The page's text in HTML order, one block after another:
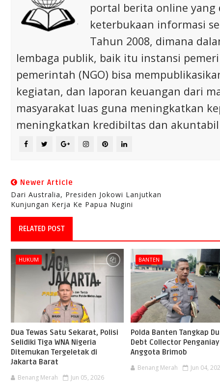
portal berita online
keterbukaan informasi
Tahun 2008, dimana
lembaga publik, baik itu instansi
pemerintah (NGO) bisa
kegiatan, dan laporan keuangan dari
masyarakat luas guna meningkatkan
meningkatkan kredibiltas dan
Newer Article
Dari Australia, Presiden Jokowi Lanjutkan
Kunjungan Kerja Ke Papua Nugini
RELATED POST
HUKUM
Dua Tewas Satu Sekarat, Polisi
Selidiki Tiga WNA Nigeria
Ditemukan Tergeletak di
Jakarta Barat
Benang Merah Jun 05, 2026
BANTEN
Polda Banten Tangkap
Debt Collector
Anggota Brimob
Benang Merah Jun 04,